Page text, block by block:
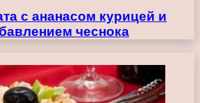
с ананасом курицей и
чеснока